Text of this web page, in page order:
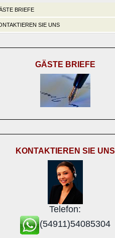
BRIEFE
SIE UNS
GÄSTE BRIEFE
KONTAKTIEREN SIE UNS
Telefon:
(54911)54085304